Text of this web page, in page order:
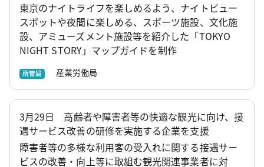
東京のナイトライフを楽しめるよう、ナイトビュー
スポットや夜間に楽しめる、スポーツ施設、文化施
設、アミューズメント施設等を紹介した「TOKYO
NIGHT STORY」マップガイドを制作
所管局 産業労働局
3月29日 高齢者や障害者等の快適な観光に向け、接
遇サービス改善の研修を実施する企業を支援
障害者等の多様な利用客の受入れに関する接遇サー
ビスの改善・向上等に取組む観光関連事業者に対